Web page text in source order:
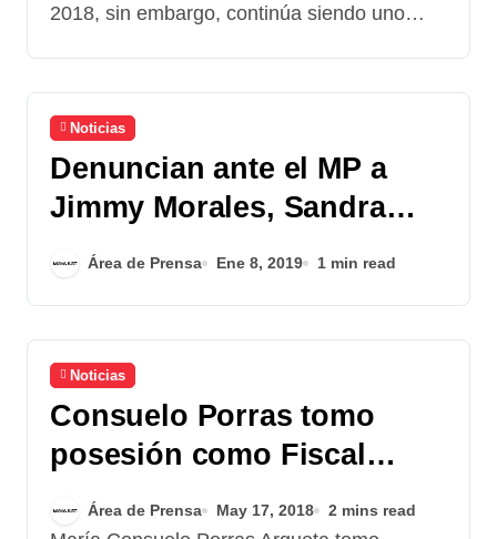
2018, sin embargo, continúa siendo uno…
Noticias
Denuncian ante el MP a
Jimmy Morales, Sandra
Jovel y Enrique Degenhart
Área de Prensa Ene 8, 2019 1 min read
Noticias
Consuelo Porras tomo
posesión como Fiscal
General
Área de Prensa May 17, 2018 2 mins read